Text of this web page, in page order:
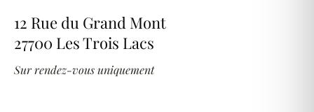
12 Rue du Grand Mont
27700 Les Trois Lacs
Sur rendez-vous uniquement